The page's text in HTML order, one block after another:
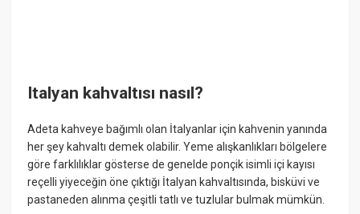
Italyan kahvaltısı nasıl?
Adeta kahveye bağımlı olan İtalyanlar için kahvenin yanında
her şey kahvaltı demek olabilir. Yeme alışkanlıkları bölgelere
göre farklılıklar gösterse de genelde ponçik isimli içi kayısı
reçelli yiyeceğin öne çıktığı İtalyan kahvaltısında, bisküvi ve
pastaneden alınma çeşitli tatlı ve tuzlular bulmak mümkün.